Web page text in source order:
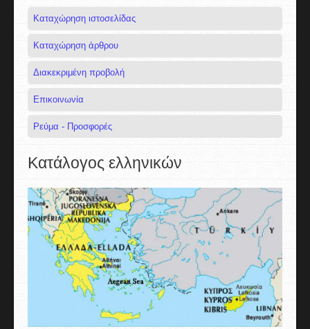
Καταχώρηση ιστοσελίδας
Καταχώρηση άρθρου
Διακεκριμένη προβολή
Επικοινωνία
Ρεύμα - Προσφορές
Κατάλογος ελληνικών